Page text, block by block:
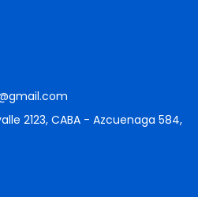
2123, CABA - Azcuenaga 584,